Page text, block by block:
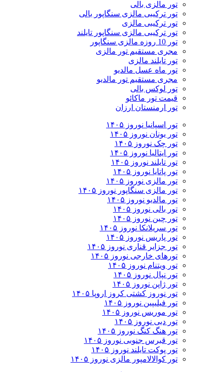
تور مالزی بالی
تور ترکیبی مالزی سنگاپور بالی
تور ترکیبی مالزی
تور ترکیبی مالزی سنگاپور تایلند
تور 10 روزه مالزی سنگاپور
مجری مستقیم تور مالزی
تور تایلند مالزی
تور ماه عسل مالدیو
مجری مستقیم تور مالدیو
تور لوکس بالی
قیمت تور ماکائو
تور ارمنستان ارزان
تور اسپانیا نوروز ۱۴۰۵
تور یونان نوروز ۱۴۰۵
تور چک نوروز ۱۴۰۵
تور ایتالیا نوروز ۱۴۰۵
تور تایلند نوروز ۱۴۰۵
تور پاتایا نوروز ۱۴۰۵
تور مالزی نوروز ۱۴۰۵
تور مالزی سنگاپور نوروز ۱۴۰۵
تور مالدیو نوروز ۱۴۰۵
تور بالی نوروز ۱۴۰۵
تور چين نوروز ۱۴۰۵
تور سریلانکا نوروز ۱۴۰۵
تور پاریس نوروز ۱۴۰۵
تور جزایر قناری نوروز ۱۴۰۵
تورهای خارجی نوروز ۱۴۰۵
تور ویتنام نوروز ۱۴۰۵
تور نپال نوروز ۱۴۰۵
تور ژاپن نوروز ۱۴۰۵
تور نوروز کشتی کروز اروپا ۱۴۰۵
تور فیلیپین نوروز ۱۴۰۵
تور موریس نوروز ۱۴۰۵
تور دبی نوروز ۱۴۰۵
تور هنگ کنگ نوروز ۱۴۰۵
تور قبرس جنوبی نوروز ۱۴۰۵
تور پوکت تایلند نوروز ۱۴۰۵
تور کوالالامپور مالزی نوروز ۱۴۰۵